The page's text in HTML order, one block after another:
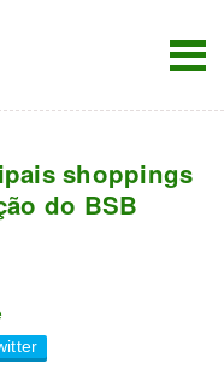
shoppings
do BSB